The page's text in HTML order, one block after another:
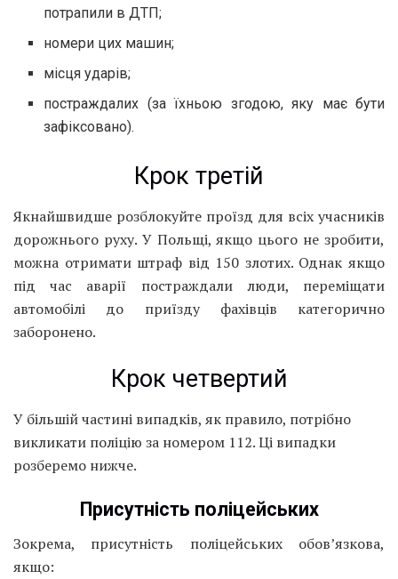
потрапили в ДТП;
номери цих машин;
місця ударів;
постраждалих (за їхньою згодою, яку має бути
зафіксовано).
Крок третій
Якнайшвидше розблокуйте проїзд для всіх учасників
дорожнього руху. У Польщі, якщо цього не зробити,
можна отримати штраф від 150 злотих. Однак якщо
під час аварії постраждали люди, переміщати
автомобілі до приїзду фахівців категорично
заборонено.
Крок четвертий
У більшій частині випадків, як правило, потрібно
викликати поліцію за номером 112. Ці випадки
розберемо нижче.
Присутність поліцейських
Зокрема, присутність поліцейських обов’язкова,
якщо: